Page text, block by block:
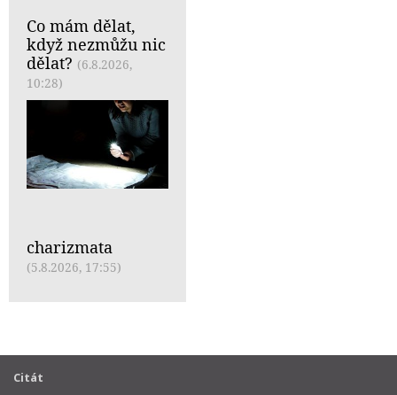
Co mám dělat,
když nezmůžu nic
dělat? (6.8.2026,
10:28)
charizmata
(5.8.2026, 17:55)
Citát